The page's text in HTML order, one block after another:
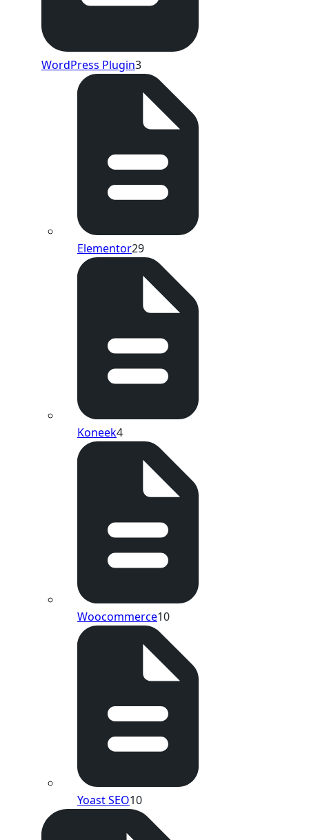
WordPress Plugin3
Elementor29
Koneek4
Woocommerce10
Yoast SEO10